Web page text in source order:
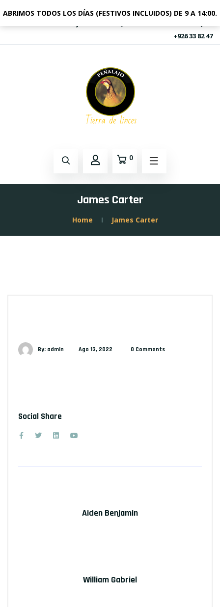
+926 33 82 47
0
James Carter
Home James Carter
By: admin Ago 13, 2022 0 Comments
Social Share
Aiden Benjamin
William Gabriel
ABRIMOS TODOS LOS DÍAS (FESTIVOS INCLUIDOS) DE 9 A 14:00.